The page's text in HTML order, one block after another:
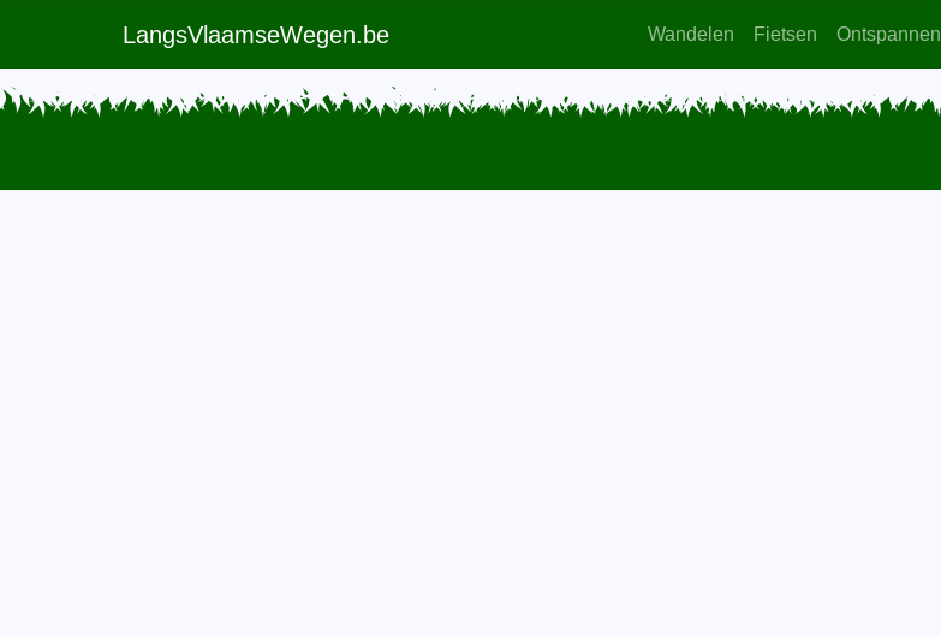
LangsVlaamseWegen.be Wandelen Fietsen Ontspannen